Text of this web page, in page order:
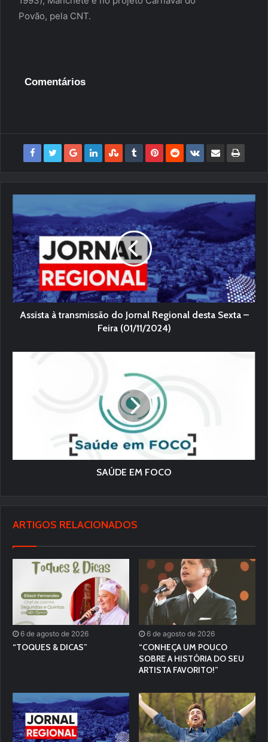
Povão, pela CNT.
Comentários
Assista à transmissão do Jornal Regional desta Sexta –
Feira (01/11/2024)
SAÚDE EM FOCO
ARTIGOS RELACIONADOS
6 de agosto de 2026
“TOQUES & DICAS”
6 de agosto de 2026
“CONHEÇA UM POUCO
SOBRE A HISTÓRIA DO SEU
ARTISTA FAVORITO!”